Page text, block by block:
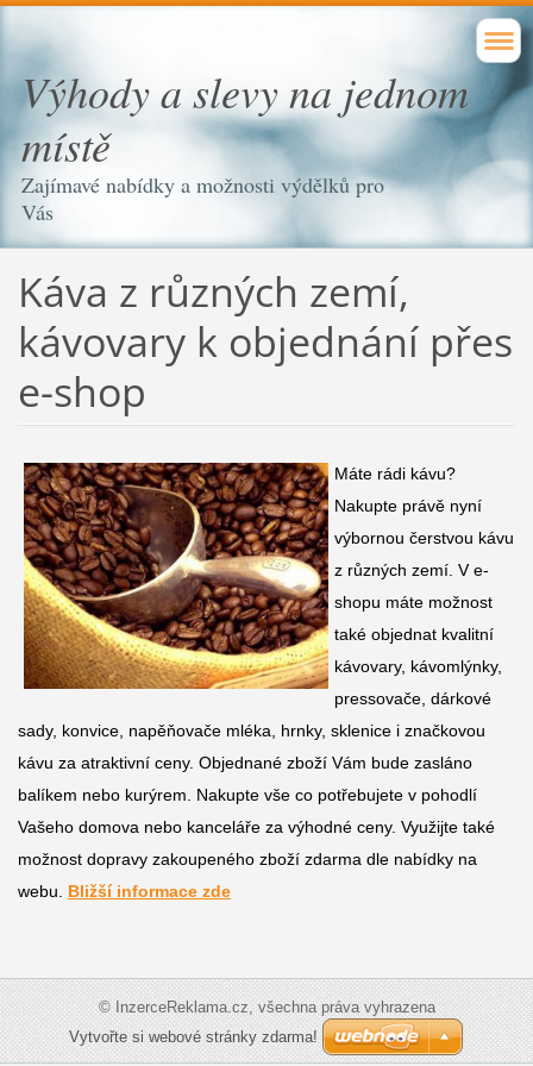
Výhody a slevy na jednom
místě
Zajímavé nabídky a možnosti výdělků pro
Vás
Káva z různých zemí,
kávovary k objednání přes
e-shop
Máte rádi kávu?
Nakupte právě nyní
výbornou čerstvou kávu
z různých zemí. V e-
shopu máte možnost
také objednat kvalitní
kávovary, kávomlýnky,
pressovače, dárkové
sady, konvice, napěňovače mléka, hrnky, sklenice i značkovou
kávu za atraktivní ceny. Objednané zboží Vám bude zasláno
balíkem nebo kurýrem. Nakupte vše co potřebujete v pohodlí
Vašeho domova nebo kanceláře za výhodné ceny. Využijte také
možnost dopravy zakoupeného zboží zdarma dle nabídky na
webu. Bližší informace zde
© InzerceReklama.cz, všechna práva vyhrazena
Vytvořte si webové stránky zdarma!